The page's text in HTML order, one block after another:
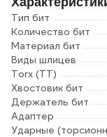
Тип бит
Количество бит
Материал бит
Виды шлицев
Torx (TT)
Хвостовик бит
Держатель бит
Адаптер
Ударные